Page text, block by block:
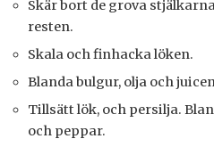
Skär bort de grova
resten.
Skala och finhacka löken.
Blanda bulgur, olja och
Tillsätt lök, och persilja.
och peppar.